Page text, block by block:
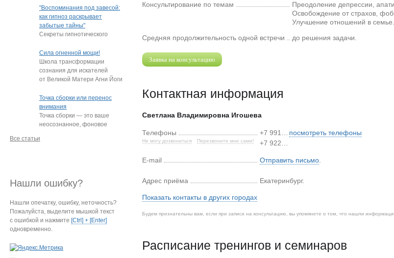
Консультирование по темам
Преодоление депрессии,
Освобождение от страхов,
Улучшение отношений в семье.
Средняя продолжительность одной встречи
до решения задачи.
Заявка на консультацию
Контактная информация
Светлана Владимировна Игошева
Телефоны
Не могу дозвониться Перезвоните мне сами!
+7 991…
+7 922…
посмотреть телефоны
E-mail Отправить письмо.
Адрес приёма Екатеринбург.
Показать контакты в других городах
Будем признательны вам, если при записи на консультацию, вы упомянете о том, что нашли
Расписание тренингов и семинаров
"подростки, которые
постоянно …
"Воспоминания под завесой:
как гипноз раскрывает
забытые тайны"
Секреты гипнотического
Нередко под гипнозом люди
извлекают из глубин…
Сила огненной мощи!
Школа трансформации
сознания для искателей
от Великой Матери Агни Йоги
Точка сборки или перенос
внимания
Точка сборки — это ваше
неосознанное, фоновое
на определённый
Все статьи
Нашли ошибку?
Нашли опечатку, ошибку, неточность?
Пожалуйста, выделите мышкой текст
с ошибкой и нажмите [Ctrl] + [Enter]
одновременно.